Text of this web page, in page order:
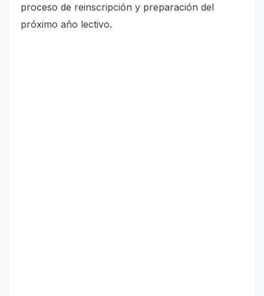
proceso de reinscripción y preparación del
próximo año lectivo.